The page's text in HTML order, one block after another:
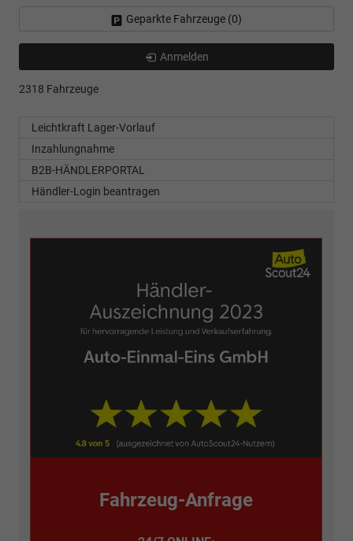
Geparkte Fahrzeuge (0)
Anmelden
2318 Fahrzeuge
Leichtkraft Lager-Vorlauf
Inzahlungnahme
B2B-HÄNDLERPORTAL
Händler-Login beantragen
Fahrzeug-Anfrage